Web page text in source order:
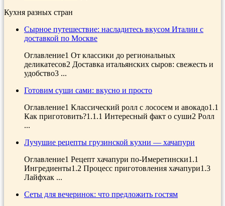
Кухня разных стран
Сырное путешествие: насладитесь вкусом Италии с
доставкой по Москве
Оглавление1 От классики до региональных
деликатесов2 Доставка итальянских сыров: свежесть и
удобство3 ...
Готовим суши сами: вкусно и просто
Оглавление1 Классический ролл с лососем и авокадо1.1
Как приготовить?1.1.1 Интересный факт о суши2 Ролл
...
Лучушие рецепты грузинской кухни — хачапури
Оглавление1 Рецепт хачапури по-Имеретински1.1
Ингредиенты1.2 Процесс приготовления хачапури1.3
Лайфхак ...
Сеты для вечеринок: что предложить гостям